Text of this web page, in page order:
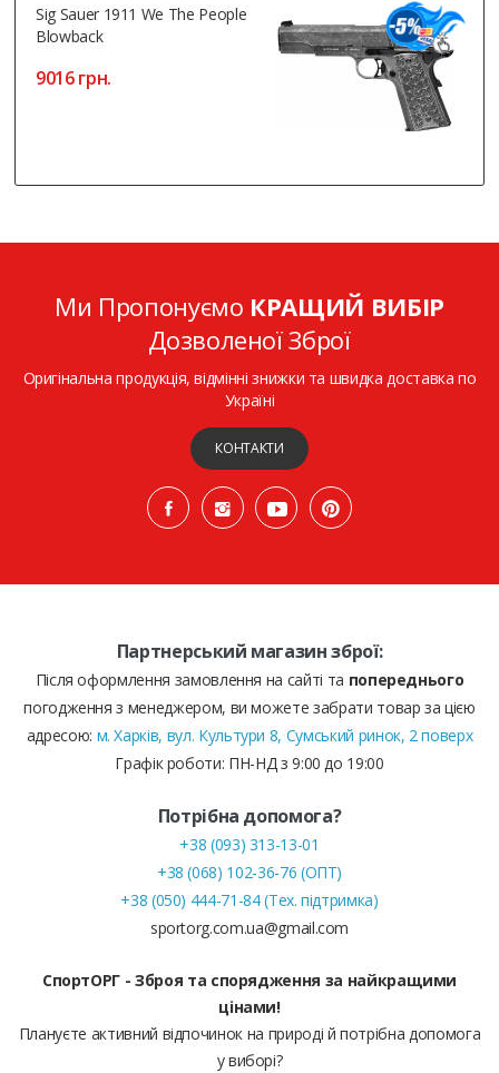
Sig Sauer 1911 We The People
Blowback
9016 грн.
Ми Пропонуємо КРАЩИЙ ВИБІР
Дозволеної Зброї
Оригінальна продукція, відмінні знижки та швидка доставка по
Україні
КОНТАКТИ
Партнерський магазин зброї:
Після оформлення замовлення на сайті та попереднього
погодження з менеджером, ви можете забрати товар за цією
адресою: м. Харків, вул. Культури 8, Сумський ринок, 2 поверх
Графік роботи: ПН-НД з 9:00 до 19:00
Потрібна допомога?
+38 (093) 313-13-01
+38 (068) 102-36-76 (ОПТ)
+38 (050) 444-71-84 (Тех. підтримка)
sportorg.com.ua@gmail.com
СпортОРГ - Зброя та спорядження за найкращими
цінами!
Плануєте активний відпочинок на природі й потрібна допомога
у виборі?